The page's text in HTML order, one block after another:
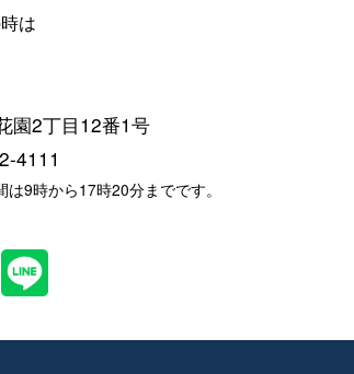
は
園2丁目12番1号
4111
9時から17時20分までです。